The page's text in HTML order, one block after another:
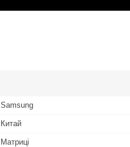
Samsung
Китай
Матриці